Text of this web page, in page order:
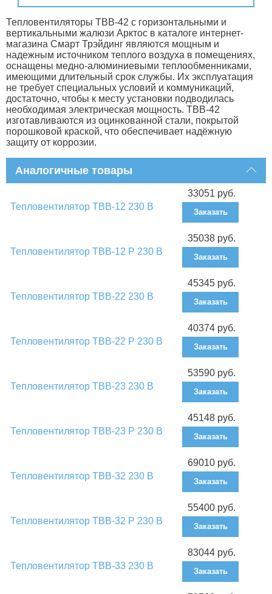
Тепловентиляторы ТВВ-42 с горизонтальными и
вертикальными жалюзи Арктос в каталоге интернет-
магазина Смарт Трэйдинг являются мощным и
надежным источником теплого воздуха в помещениях,
оснащены медно-алюминиевыми теплообменниками,
имеющими длительный срок службы. Их эксплуатация
не требует специальных условий и коммуникаций,
достаточно, чтобы к месту установки подводилась
необходимая электрическая мощность. ТВВ-42
изготавливаются из оцинкованной стали, покрытой
порошковой краской, что обеспечивает надёжную
защиту от коррозии.
Аналогичные товары
Тепловентилятор ТВВ-12 230 В
33051 руб.
Заказать
Тепловентилятор ТВВ-12 Р 230 В
35038 руб.
Заказать
Тепловентилятор ТВВ-22 230 В
45345 руб.
Заказать
Тепловентилятор ТВВ-22 Р 230 В
40374 руб.
Заказать
Тепловентилятор ТВВ-23 230 В
53590 руб.
Заказать
Тепловентилятор ТВВ-23 Р 230 В
45148 руб.
Заказать
Тепловентилятор ТВВ-32 230 В
69010 руб.
Заказать
Тепловентилятор ТВВ-32 Р 230 В
55400 руб.
Заказать
Тепловентилятор ТВВ-33 230 В
83044 руб.
Заказать